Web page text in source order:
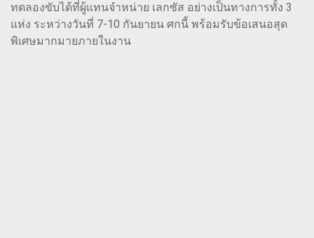
ทดลองขับได้ที่ผู้แทนจำหน่าย เลกซัส อย่างเป็นทางการทั้ง 3
แห่ง ระหว่างวันที่ 7-10 กันยายน ศกนี้ พร้อมรับข้อเสนอสุด
พิเศษมากมายภายในงาน